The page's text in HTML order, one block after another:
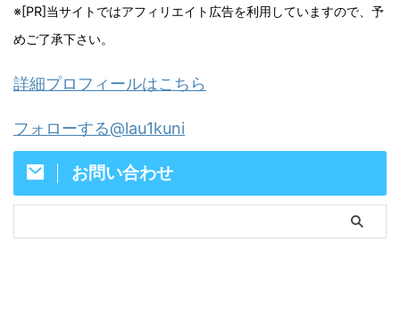
※[PR]当サイトではアフィリエイト広告を利用していますので、予
めご了承下さい。
詳細プロフィールはこちら
フォローする@lau1kuni
お問い合わせ